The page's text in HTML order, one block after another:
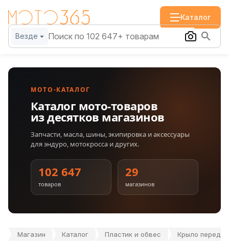
Каталог
Везде
МОТО-КАТАЛОГ
Каталог мото-товаров
из десятков магазинов
Запчасти, масла, шины, экипировка и аксессуары
для эндуро, мотокросса и других.
102 647
товаров
29
магазинов
Магазин Каталог Пластик и обвес Крыло